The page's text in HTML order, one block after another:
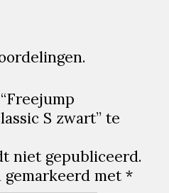
S zwart” te
niet gepubliceerd.
met *